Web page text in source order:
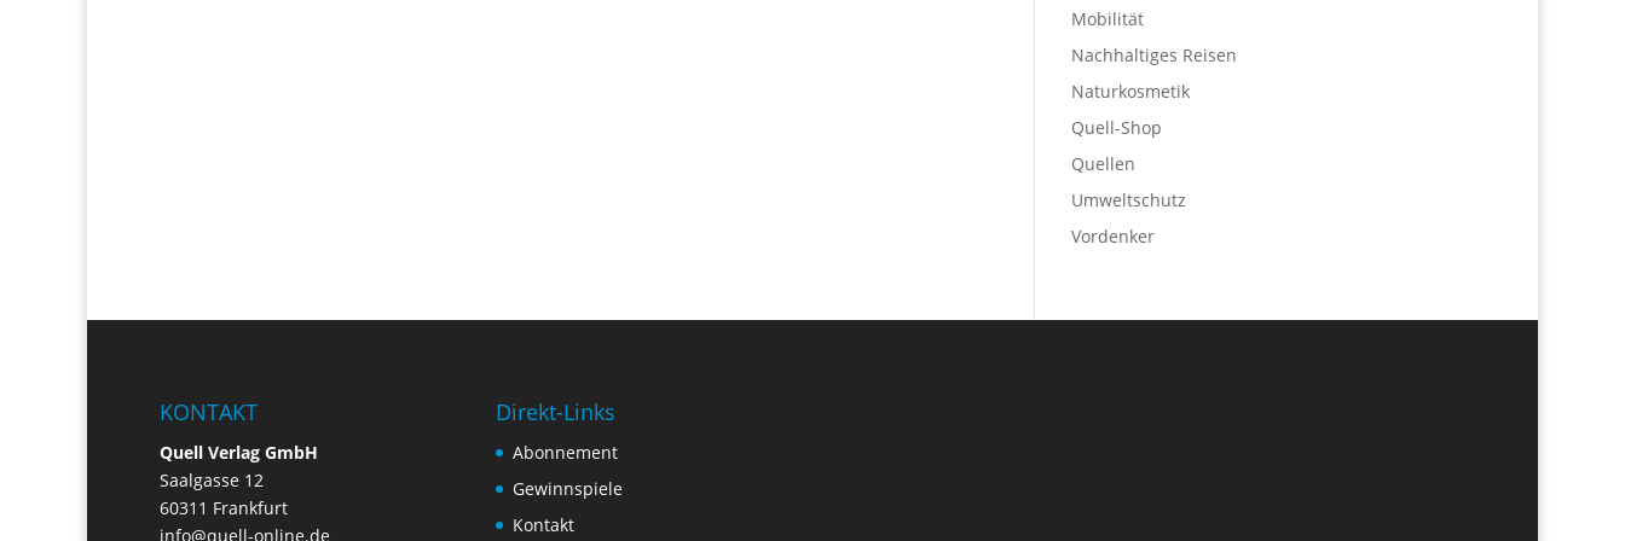
Mobilität
Nachhaltiges Reisen
Naturkosmetik
Quell-Shop
Quellen
Umweltschutz
Vordenker
KONTAKT
Quell Verlag GmbH
Saalgasse 12
60311 Frankfurt
info@quell-online.de
Direkt-Links
Abonnement
Gewinnspiele
Kontakt